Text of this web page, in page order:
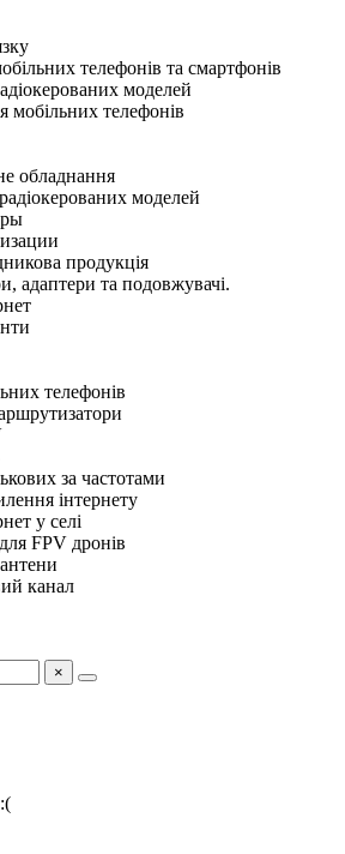
телефонів та смартфонів
моделей
мобільних телефонів
обладнання
моделей
продукція
адаптери та подовжувачі.
телефонів
за частотами
інтернету
у селі
FPV дронів
канал
×